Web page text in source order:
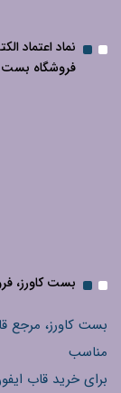
نماد اعتماد
فروشگاه بست
بست کاورز،
بست کاورز، مرجع
مناسب
برای خرید قاب